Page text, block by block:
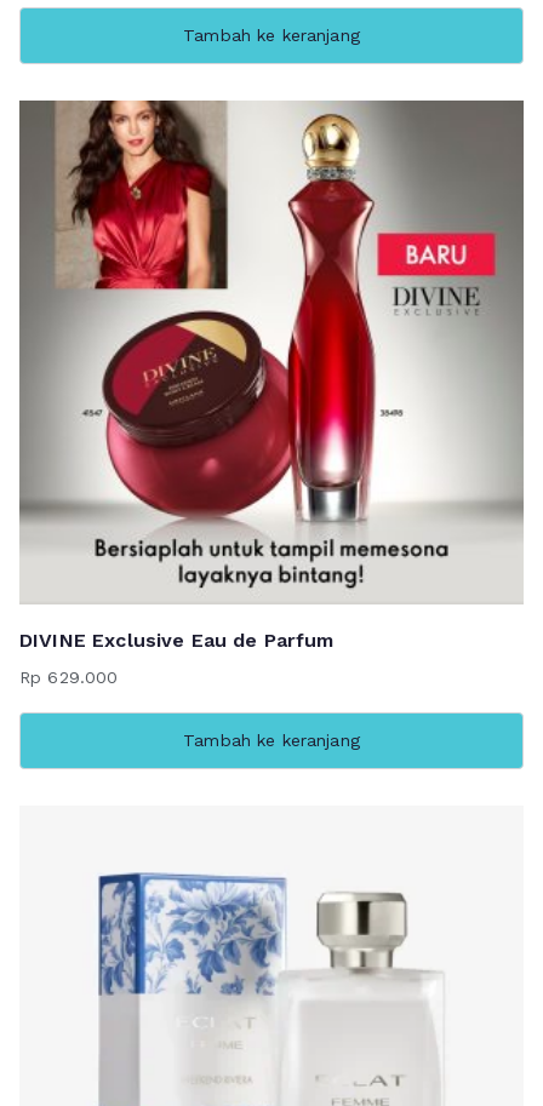
Tambah ke keranjang
DIVINE Exclusive Eau de Parfum
Rp 629.000
Tambah ke keranjang